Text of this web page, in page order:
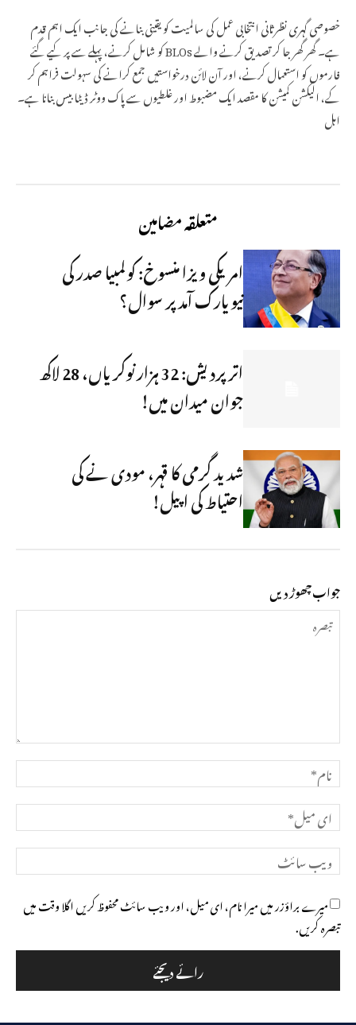
خصوصی گہری نظرثانی انتخابی عمل کی سالمیت کو یقینی بنانے کی جانب ایک اہم قدم
ہے۔ گھر گھر جا کر تصدیق کرنے والے BLOs کو شامل کرنے، پہلے سے پر کیے گئے
فارموں کو استعمال کرنے، اور آن لائن درخواستیں جمع کرانے کی سہولت فراہم کر
کے، الیکشن کمیشن کا مقصد ایک مضبوط اور غلطیوں سے پاک ووٹر ڈیٹا بیس بنانا ہے۔
اہل
متعلقہ مضامین
امریکی ویزا منسوخ: کولمبیا صدر کی
نیویارک آمد پر سوال؟
اتر پردیش: 32 ہزار نوکریاں، 28 لاکھ
جوان میدان میں!
شدید گرمی کا قہر، مودی نے کی
احتیاط کی اپیل!
جواب چھوڑ دیں
تبصرہ
نام*
ای
میل*
ویب
سائٹ
میرے براؤزر میں میرا نام، ای میل، اور ویب سائٹ محفوظ کریں اگلا وقت میں
تبصرہ کریں.